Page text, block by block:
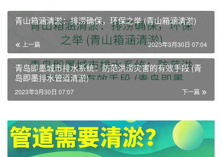
青山箱涵清淤：排涝确保，环保之举 (青山箱涵清淤)
上一篇 2023年3月30日 07:04
青岛即墨城市排水系统：防范洪涝灾害的有效手段 (青
岛即墨排水管道清淤)
下一篇
2023年3月30日 07:07